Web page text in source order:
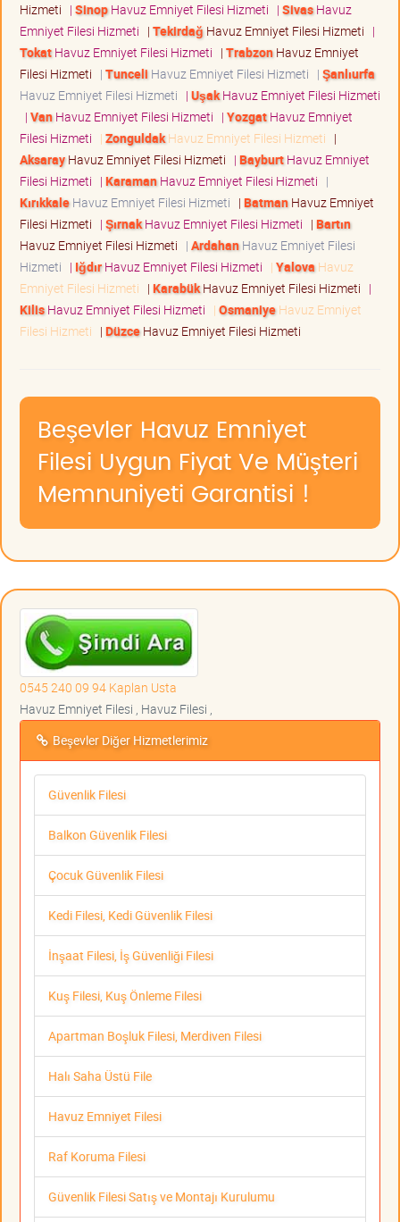
Hizmeti | SinopHavuz Emniyet Filesi Hizmeti | SivasHavuz
Emniyet Filesi Hizmeti | Tekirdağ Havuz Emniyet Filesi Hizmeti |
TokatHavuz Emniyet Filesi Hizmeti | TrabzonHavuz Emniyet
Filesi Hizmeti | Tunceli Havuz Emniyet Filesi Hizmeti | Şanlıurfa
Havuz Emniyet Filesi Hizmeti | UşakHavuz Emniyet Filesi Hizmeti
| VanHavuz Emniyet Filesi Hizmeti | YozgatHavuz Emniyet
Filesi Hizmeti | ZonguldakHavuz Emniyet Filesi Hizmeti |
AksarayHavuz Emniyet Filesi Hizmeti | BayburtHavuz Emniyet
Filesi Hizmeti | KaramanHavuz Emniyet Filesi Hizmeti |
KırıkkaleHavuz Emniyet Filesi Hizmeti | BatmanHavuz Emniyet
Filesi Hizmeti | ŞırnakHavuz Emniyet Filesi Hizmeti | Bartın
Havuz Emniyet Filesi Hizmeti | ArdahanHavuz Emniyet Filesi
Hizmeti | IğdırHavuz Emniyet Filesi Hizmeti | Yalova Havuz
Emniyet Filesi Hizmeti | KarabükHavuz Emniyet Filesi Hizmeti |
KilisHavuz Emniyet Filesi Hizmeti | OsmaniyeHavuz Emniyet
Filesi Hizmeti | DüzceHavuz Emniyet Filesi Hizmeti
Beşevler Havuz Emniyet
Filesi Uygun Fiyat Ve Müşteri
Memnuniyeti Garantisi !
0545 240 09 94 Kaplan Usta
Havuz Emniyet Filesi , Havuz Filesi ,
Beşevler Diğer Hizmetlerimiz
Güvenlik Filesi
Balkon Güvenlik Filesi
Çocuk Güvenlik Filesi
Kedi Filesi, Kedi Güvenlik Filesi
İnşaat Filesi, İş Güvenliği Filesi
Kuş Filesi, Kuş Önleme Filesi
Apartman Boşluk Filesi, Merdiven Filesi
Halı Saha Üstü File
Havuz Emniyet Filesi
Raf Koruma Filesi
Güvenlik Filesi Satış ve Montajı Kurulumu